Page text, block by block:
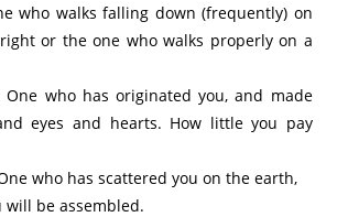
who walks falling down (frequently) on
or the one who walks properly on a
One who has originated you, and made
eyes and hearts. How little you pay
who has scattered you on the earth,
will be assembled.